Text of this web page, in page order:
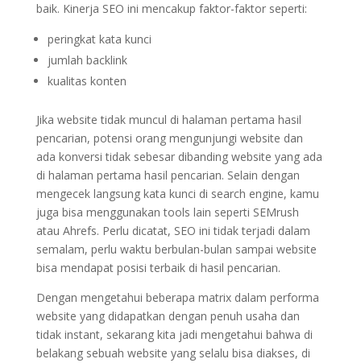
baik. Kinerja SEO ini mencakup faktor-faktor seperti:
peringkat kata kunci
jumlah backlink
kualitas konten
Jika website tidak muncul di halaman pertama hasil
pencarian, potensi orang mengunjungi website dan
ada konversi tidak sebesar dibanding website yang ada
di halaman pertama hasil pencarian. Selain dengan
mengecek langsung kata kunci di search engine, kamu
juga bisa menggunakan tools lain seperti SEMrush
atau Ahrefs. Perlu dicatat, SEO ini tidak terjadi dalam
semalam, perlu waktu berbulan-bulan sampai website
bisa mendapat posisi terbaik di hasil pencarian.
Dengan mengetahui beberapa matrix dalam performa
website yang didapatkan dengan penuh usaha dan
tidak instant, sekarang kita jadi mengetahui bahwa di
belakang sebuah website yang selalu bisa diakses, di